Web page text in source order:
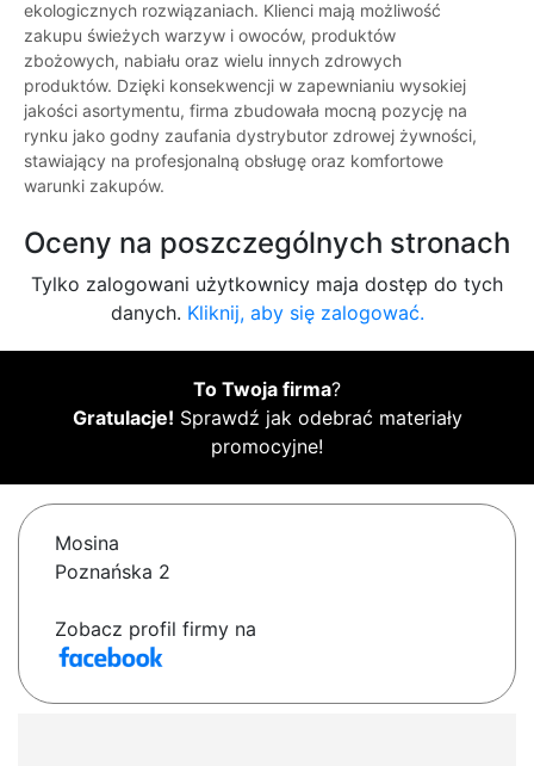
ekologicznych rozwiązaniach. Klienci mają możliwość
zakupu świeżych warzyw i owoców, produktów
zbożowych, nabiału oraz wielu innych zdrowych
produktów. Dzięki konsekwencji w zapewnianiu wysokiej
jakości asortymentu, firma zbudowała mocną pozycję na
rynku jako godny zaufania dystrybutor zdrowej żywności,
stawiający na profesjonalną obsługę oraz komfortowe
warunki zakupów.
Oceny na poszczególnych stronach
Tylko zalogowani użytkownicy maja dostęp do tych
danych. Kliknij, aby się zalogować.
To Twoja firma?
Gratulacje! Sprawdź jak odebrać materiały
promocyjne!
Mosina
Poznańska 2
Zobacz profil firmy na